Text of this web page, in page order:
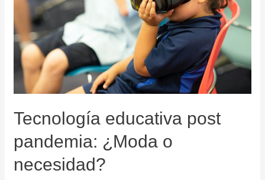
Tecnología educativa post
pandemia: ¿Moda o
necesidad?